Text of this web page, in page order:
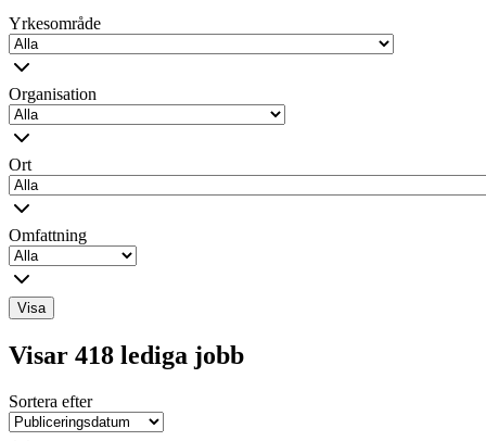
Yrkesområde
Organisation
Ort
Omfattning
Visa
Visar 418 lediga jobb
Sortera efter